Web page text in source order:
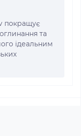
покращує
та
ідеальним